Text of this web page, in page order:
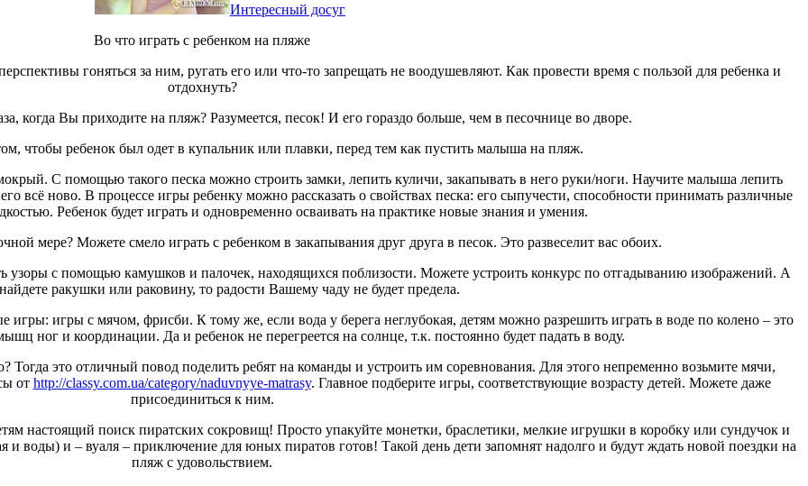
Интересный досуг
Во что играть с ребенком на пляже
гоняться за ним, ругать его или что-то запрещать не воодушевляют. Как провести время с пользой для ребенка и
отдохнуть?
когда Вы приходите на пляж? Разумеется, песок! И его гораздо больше, чем в песочнице во дворе.
чтобы ребенок был одет в купальник или плавки, перед тем как пустить малыша на пляж.
С помощью такого песка можно строить замки, лепить куличи, закапывать в него руки/ноги. Научите малыша лепить
всё ново. В процессе игры ребенку можно рассказать о свойствах песка: его сыпучести, способности принимать различные
Ребенок будет играть и одновременно осваивать на практике новые знания и умения.
мере? Можете смело играть с ребенком в закапывания друг друга в песок. Это развеселит вас обоих.
узоры с помощью камушков и палочек, находящихся поблизости. Можете устроить конкурс по отгадыванию изображений. А
ракушки или раковину, то радости Вашему чаду не будет предела.
игры с мячом, фрисби. К тому же, если вода у берега неглубокая, детям можно разрешить играть в воде по колено – это
ног и координации. Да и ребенок не перегреется на солнце, т.к. постоянно будет падать в воду.
это отличный повод поделить ребят на команды и устроить им соревнования. Для этого непременно возьмите мячи,
от http://classy.com.ua/category/naduvnyye-matrasy. Главное подберите игры, соответствующие возрасту детей. Можете даже
присоединиться к ним.
настоящий поиск пиратских сокровищ! Просто упакуйте монетки, браслетики, мелкие игрушки в коробку или сундучок и
и воды) и – вуаля – приключение для юных пиратов готов! Такой день дети запомнят надолго и будут ждать новой поездки на
пляж с удовольствием.